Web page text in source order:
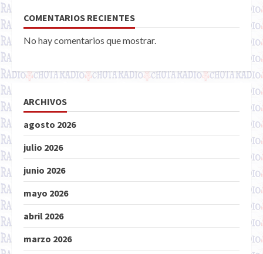
COMENTARIOS RECIENTES
No hay comentarios que mostrar.
ARCHIVOS
agosto 2026
julio 2026
junio 2026
mayo 2026
abril 2026
marzo 2026